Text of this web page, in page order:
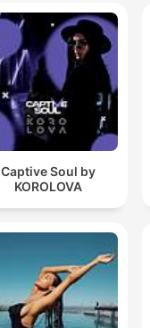
Captive Soul by
KOROLOVA